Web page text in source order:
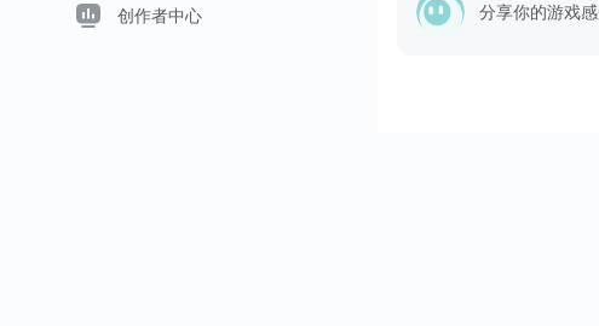
创作者中心 分享你的游戏